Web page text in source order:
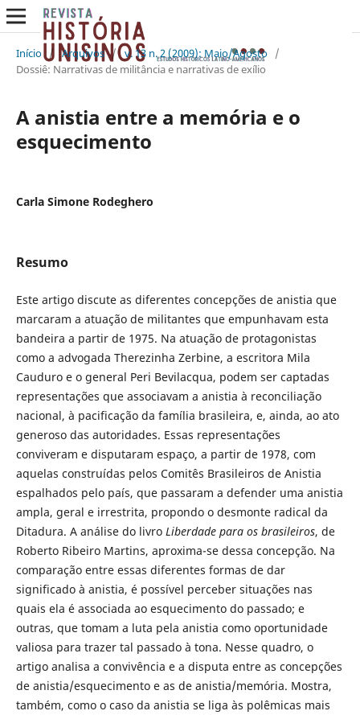
Início / Arquivos / v. 13 n. 2 (2009): Maio/Agosto /
Dossiê: Narrativas de militância e narrativas de exílio
A anistia entre a memória e o
esquecimento
Carla Simone Rodeghero
Resumo
Este artigo discute as diferentes concepções de anistia que
marcaram a atuação de militantes que empunhavam esta
bandeira a partir de 1975. Na atuação de protagonistas
como a advogada Therezinha Zerbine, a escritora Mila
Cauduro e o general Peri Bevilacqua, podem ser captadas
representações que associavam a anistia à reconciliação
nacional, à pacificação da família brasileira, e, ainda, ao ato
generoso das autoridades. Essas representações
conviveram e disputaram espaço, a partir de 1978, com
aquelas construídas pelos Comitês Brasileiros de Anistia
espalhados pelo país, que passaram a defender uma anistia
ampla, geral e irrestrita, propondo o desmonte radical da
Ditadura. A análise do livro Liberdade para os brasileiros, de
Roberto Ribeiro Martins, aproxima-se dessa concepção. Na
comparação entre essas diferentes formas de dar
significado à anistia, é possível perceber situações nas
quais ela é associada ao esquecimento do passado; e
outras, que tomam a luta pela anistia como oportunidade
valiosa para trazer tal passado à tona. Nesse quadro, o
artigo analisa a convivência e a disputa entre as concepções
de anistia/esquecimento e as de anistia/memória. Mostra,
também, como o caso da anistia se liga às polêmicas mais